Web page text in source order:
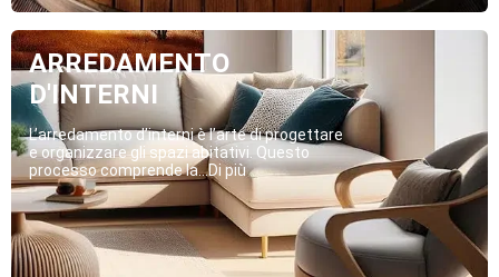
ARREDAMENTO
D'INTERNI
L’arredamento d’interni è l’arte di progettare
e organizzare gli spazi abitativi. Questo
processo comprende la...Di più